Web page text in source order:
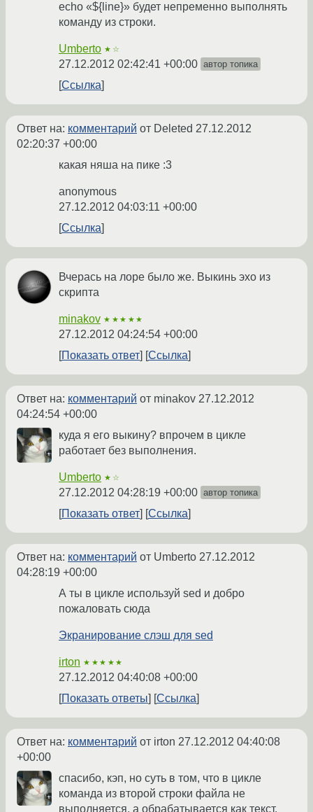
echo «${line}» будет непременно выполнять
команду из строки.
Umberto ★☆
27.12.2012 02:42:41 +00:00 автор топика
Ссылка
Ответ на: комментарий от Deleted 27.12.2012
02:20:37 +00:00
какая няша на пике :3
anonymous
27.12.2012 04:03:11 +00:00
Ссылка
Вчерась на лоре было же. Выкинь эхо из
скрипта
minakov ★★★★★
27.12.2012 04:24:54 +00:00
Показать ответ
Ссылка
Ответ на: комментарий от minakov 27.12.2012
04:24:54 +00:00
куда я его выкину? впрочем в цикле
работает без выполнения.
Umberto ★☆
27.12.2012 04:28:19 +00:00 автор топика
Показать ответ Ссылка
Ответ на: комментарий от Umberto 27.12.2012
04:28:19 +00:00
А ты в цикле используй sed и добро
пожаловать сюда
Экранирование слэш для sed
irton ★★★★★
27.12.2012 04:40:08 +00:00
Показать ответы
Ссылка
Ответ на: комментарий от irton 27.12.2012 04:40:08
+00:00
спасибо, кэп, но суть в том, что в цикле
команда из второй строки файла не
выполняется, а обрабатывается как текст.